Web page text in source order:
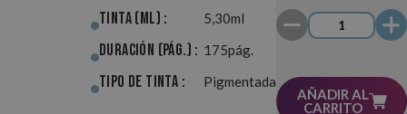
Tinta (ml) : 5,30ml
Duración (pág.) : 175pág.
Tipo de Tinta : Pigmentada
AÑADIR AL
CARRITO